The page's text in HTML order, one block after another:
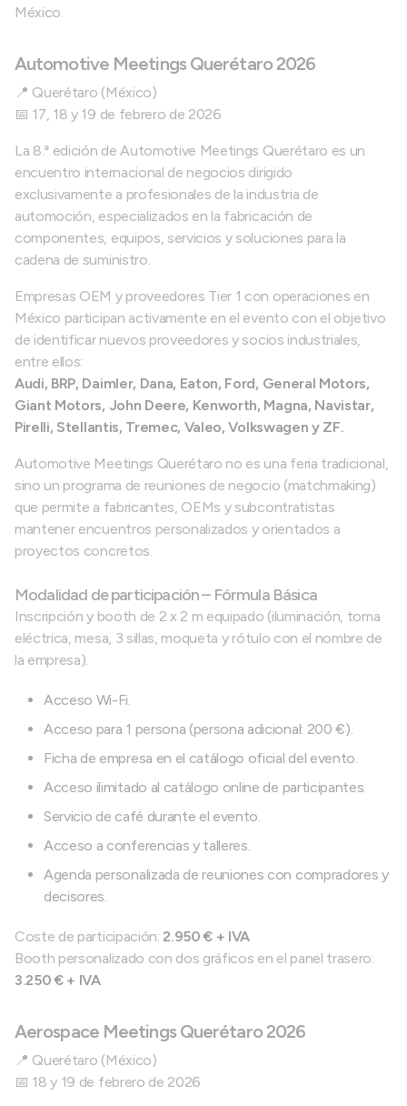
México.
Automotive Meetings Querétaro 2026
📍 Querétaro (México)
📅 17, 18 y 19 de febrero de 2026
La 8.ª edición de Automotive Meetings Querétaro es un
encuentro internacional de negocios dirigido
exclusivamente a profesionales de la industria de
automoción, especializados en la fabricación de
componentes, equipos, servicios y soluciones para la
cadena de suministro.
Empresas OEM y proveedores Tier 1 con operaciones en
México participan activamente en el evento con el objetivo
de identificar nuevos proveedores y socios industriales,
entre ellos:
Audi, BRP, Daimler, Dana, Eaton, Ford, General Motors,
Giant Motors, John Deere, Kenworth, Magna, Navistar,
Pirelli, Stellantis, Tremec, Valeo, Volkswagen y ZF.
Automotive Meetings Querétaro no es una feria tradicional,
sino un programa de reuniones de negocio (matchmaking)
que permite a fabricantes, OEMs y subcontratistas
mantener encuentros personalizados y orientados a
proyectos concretos.
Modalidad de participación – Fórmula Básica
Inscripción y booth de 2 x 2 m equipado (iluminación, toma
eléctrica, mesa, 3 sillas, moqueta y rótulo con el nombre de
la empresa).
Acceso Wi-Fi.
Acceso para 1 persona (persona adicional: 200 €).
Ficha de empresa en el catálogo oficial del evento.
Acceso ilimitado al catálogo online de participantes.
Servicio de café durante el evento.
Acceso a conferencias y talleres.
Agenda personalizada de reuniones con compradores y
decisores.
Coste de participación: 2.950 € + IVA
Booth personalizado con dos gráficos en el panel trasero:
3.250 € + IVA
Aerospace Meetings Querétaro 2026
📍 Querétaro (México)
📅 18 y 19 de febrero de 2026